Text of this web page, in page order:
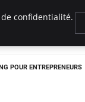
POUR ENTREPRENEURS
confidentialité.